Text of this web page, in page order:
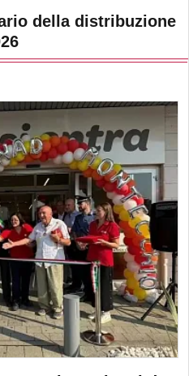
della distribuzione